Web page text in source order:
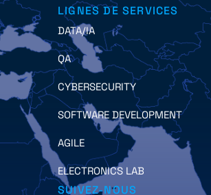
LIGNES DE SERVICES
DATA/IA
QA
CYBERSECURITY
SOFTWARE DEVELOPMENT
AGILE
ELECTRONICS LAB
SUIVEZ-NOUS